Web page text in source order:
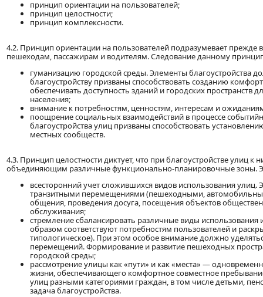
принцип ориентации на пользователей;
принцип целостности;
принцип комплексности.
4.2. Принцип ориентации на пользователей подразумевает
пешеходам, пассажирам и водителям. Следование данному
гуманизацию городской среды. Элементы благоустройства
благоустройству призваны способствовать созданию
обеспечивать доступность зданий и городских
населения;
внимание к потребностям, ценностям, интересам и
поощрение социальных взаимодействий в процессе
благоустройства улиц призваны способствовать
местных сообществ.
4.3. Принцип целостности диктует, что при благоустройстве улиц
объединяющим различные функционально-планировочные зоны.
всесторонний учет сложившихся видов использования улиц.
транзитными перемещениями (пешеходными,
общения, проведения досуга, посещения объектов
обслуживания;
стремление сбалансировать различные виды
образом соответствуют потребностям пользователей и
типологическое). При этом особое внимание должно
перемещений. Формирование и развитие пешеходных
городской среды;
рассмотрение улицы как «пути» и как «места» —
жизни, обеспечивающего комфортное совместное
улиц разными категориями граждан, в том числе детьми,
задача благоустройства.